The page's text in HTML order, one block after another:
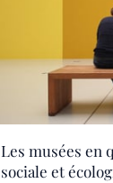
Les musées en
sociale et